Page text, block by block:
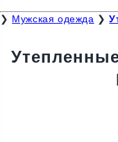
❯ Мужская одежда ❯